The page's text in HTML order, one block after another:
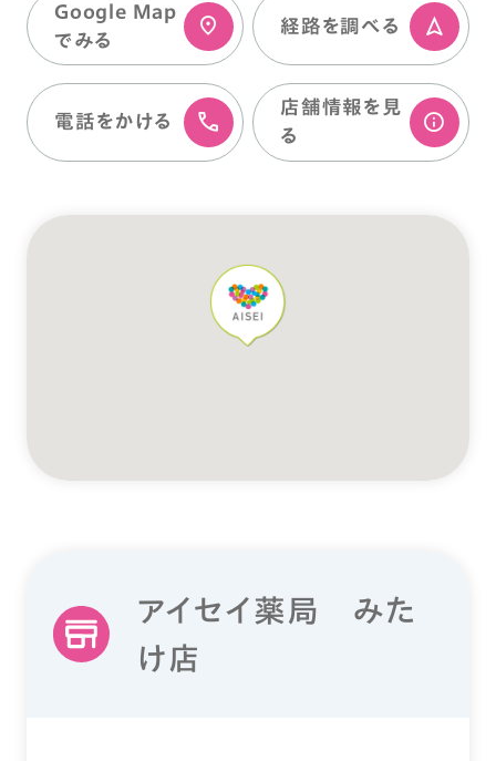
Google Map
でみる
経路を調べる
電話をかける
店舗情報を⾒
る
アイセイ薬局 みた
け店